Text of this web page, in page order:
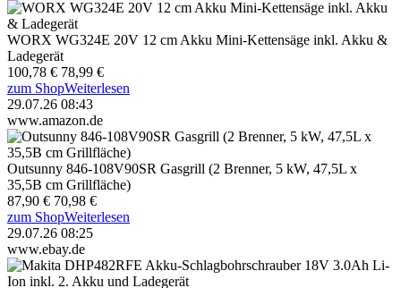
WORX WG324E 20V 12 cm Akku Mini-Kettensäge inkl. Akku &
Ladegerät
100,78 € 78,99 €
zum ShopWeiterlesen
29.07.26 08:43
www.amazon.de
Outsunny 846-108V90SR Gasgrill (2 Brenner, 5 kW, 47,5L x
35,5B cm Grillfläche)
87,90 € 70,98 €
zum ShopWeiterlesen
29.07.26 08:25
www.ebay.de